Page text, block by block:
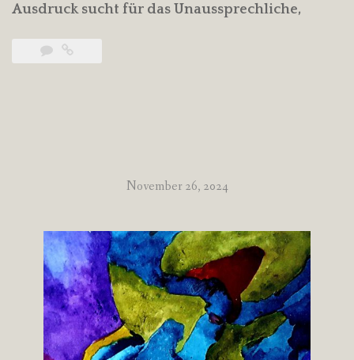
Ausdruck sucht für das Unaussprechliche,
November 26, 2024